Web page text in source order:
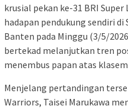
krusial pekan ke-31 BRI Super
hadapan pendukung sendiri di
Banten pada Minggu (3/5/
bertekad melanjutkan tren
menembus papan atas
Menjelang pertandingan
Warriors, Taisei Marukawa